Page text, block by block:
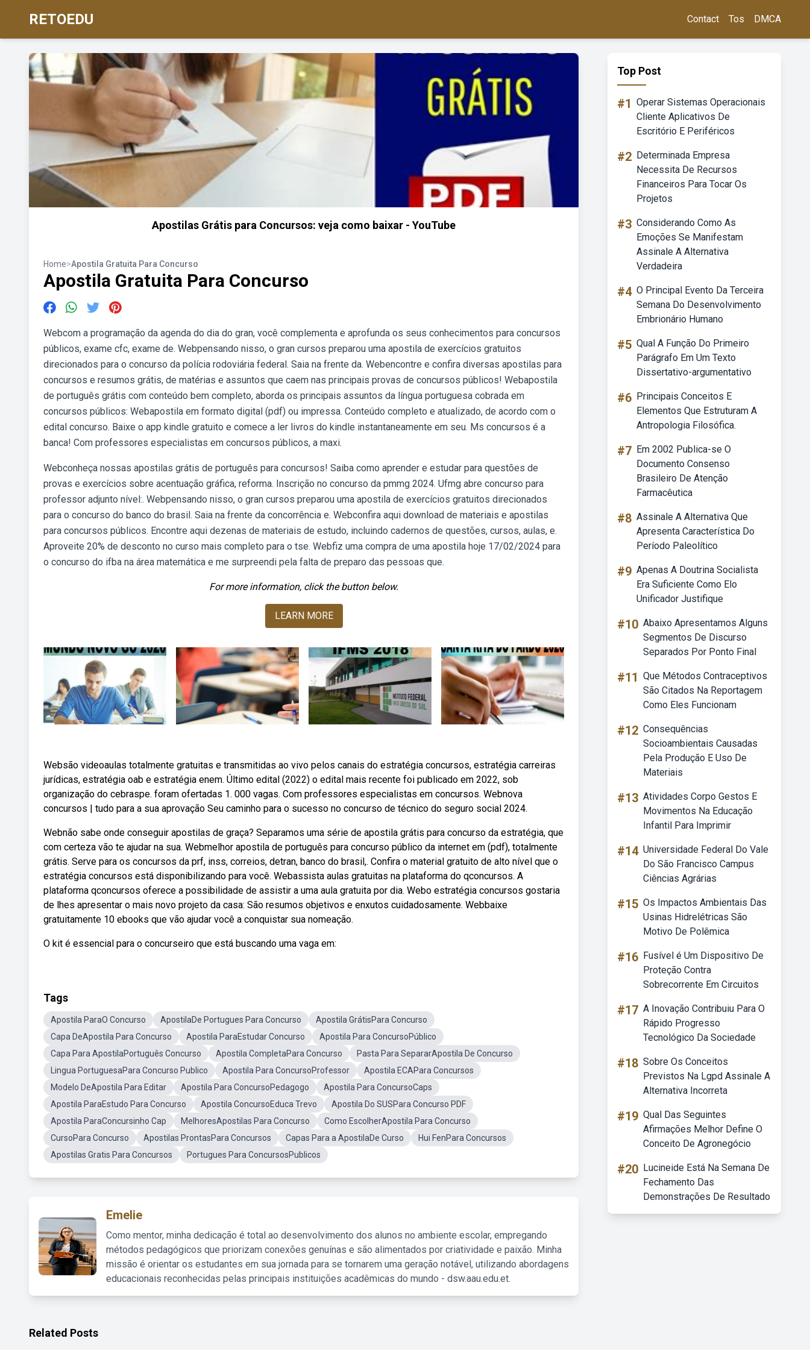
RETOEDU Contact Tos DMCA
Apostilas Grátis para Concursos: veja como baixar - YouTube
Home>Apostila Gratuita Para Concurso
Apostila Gratuita Para Concurso
Webcom a programação da agenda do dia do gran, você complementa e aprofunda os seus conhecimentos para concursos
públicos, exame cfc, exame de. Webpensando nisso, o gran cursos preparou uma apostila de exercícios gratuitos
direcionados para o concurso da polícia rodoviária federal. Saia na frente da. Webencontre e confira diversas apostilas para
concursos e resumos grátis, de matérias e assuntos que caem nas principais provas de concursos públicos! Webapostila
de português grátis com conteúdo bem completo, aborda os principais assuntos da língua portuguesa cobrada em
concursos públicos: Webapostila em formato digital (pdf) ou impressa. Conteúdo completo e atualizado, de acordo com o
edital concurso. Baixe o app kindle gratuito e comece a ler livros do kindle instantaneamente em seu. Ms concursos é a
banca! Com professores especialistas em concursos públicos, a maxi.
Webconheça nossas apostilas grátis de português para concursos! Saiba como aprender e estudar para questões de
provas e exercícios sobre acentuação gráfica, reforma. Inscrição no concurso da pmmg 2024. Ufmg abre concurso para
professor adjunto nível:. Webpensando nisso, o gran cursos preparou uma apostila de exercícios gratuitos direcionados
para o concurso do banco do brasil. Saia na frente da concorrência e. Webconfira aqui download de materiais e apostilas
para concursos públicos. Encontre aqui dezenas de materiais de estudo, incluindo cadernos de questões, cursos, aulas, e.
Aproveite 20% de desconto no curso mais completo para o tse. Webfiz uma compra de uma apostila hoje 17/02/2024 para
o concurso do ifba na área matemática e me surpreendi pela falta de preparo das pessoas que.
For more information, click the button below.
LEARN MORE
Websão videoaulas totalmente gratuitas e transmitidas ao vivo pelos canais do estratégia concursos, estratégia carreiras
jurídicas, estratégia oab e estratégia enem. Último edital (2022) o edital mais recente foi publicado em 2022, sob
organização do cebraspe. foram ofertadas 1. 000 vagas. Com professores especialistas em concursos. Webnova
concursos | tudo para a sua aprovação Seu caminho para o sucesso no concurso de técnico do seguro social 2024.
Webnão sabe onde conseguir apostilas de graça? Separamos uma série de apostila grátis para concurso da estratégia, que
com certeza vão te ajudar na sua. Webmelhor apostila de português para concurso público da internet em (pdf), totalmente
grátis. Serve para os concursos da prf, inss, correios, detran, banco do brasil,. Confira o material gratuito de alto nível que o
estratégia concursos está disponibilizando para você. Webassista aulas gratuitas na plataforma do qconcursos. A
plataforma qconcursos oferece a possibilidade de assistir a uma aula gratuita por dia. Webo estratégia concursos gostaria
de lhes apresentar o mais novo projeto da casa: São resumos objetivos e enxutos cuidadosamente. Webbaixe
gratuitamente 10 ebooks que vão ajudar você a conquistar sua nomeação.
O kit é essencial para o concurseiro que está buscando uma vaga em:
Tags
Apostila ParaO Concurso ApostilaDe Portugues Para Concurso
Apostila GrátisPara Concurso
Capa DeApostila Para Concurso
Apostila ParaEstudar Concurso
Apostila Para ConcursoPúblico
Capa Para ApostilaPortuguês Concurso
Apostila CompletaPara Concurso
Pasta Para SepararApostila De Concurso
Lingua PortuguesaPara Concurso Publico
Apostila Para ConcursoProfessor
Apostila ECAPara Concursos
Modelo DeApostila Para Editar
Apostila Para ConcursoPedagogo
Apostila Para ConcursoCaps
Apostila ParaEstudo Para Concurso
Apostila ConcursoEduca Trevo
Apostila Do SUSPara Concurso PDF
Apostila ParaConcursinho Cap
MelhoresApostilas Para Concurso
Como EscolherApostila Para Concurso
CursoPara Concurso
Apostilas ProntasPara Concursos Capas Para a ApostilaDe Curso
Hui FenPara Concursos
Apostilas Gratis Para Concursos
Portugues Para ConcursosPublicos
Emelie
Como mentor, minha dedicação é total ao desenvolvimento dos alunos no ambiente escolar, empregando
métodos pedagógicos que priorizam conexões genuínas e são alimentados por criatividade e paixão. Minha
missão é orientar os estudantes em sua jornada para se tornarem uma geração notável, utilizando abordagens
educacionais reconhecidas pelas principais instituições acadêmicas do mundo - dsw.aau.edu.et.
Top Post
#1 Operar Sistemas Operacionais
Cliente Aplicativos De
Escritório E Periféricos
#2 Determinada Empresa
Necessita De Recursos
Financeiros Para Tocar Os
Projetos
#3 Considerando Como As
Emoções Se Manifestam
Assinale A Alternativa
Verdadeira
#4 O Principal Evento Da Terceira
Semana Do Desenvolvimento
Embrionário Humano
#5 Qual A Função Do Primeiro
Parágrafo Em Um Texto
Dissertativo-argumentativo
#6 Principais Conceitos E
Elementos Que Estruturam A
Antropologia Filosófica.
#7 Em 2002 Publica-se O
Documento Consenso
Brasileiro De Atenção
Farmacêutica
#8 Assinale A Alternativa Que
Apresenta Característica Do
Período Paleolítico
#9 Apenas A Doutrina Socialista
Era Suficiente Como Elo
Unificador Justifique
#10 Abaixo Apresentamos Alguns
Segmentos De Discurso
Separados Por Ponto Final
#11 Que Métodos Contraceptivos
São Citados Na Reportagem
Como Eles Funcionam
#12 Consequências
Socioambientais Causadas
Pela Produção E Uso De
Materiais
#13 Atividades Corpo Gestos E
Movimentos Na Educação
Infantil Para Imprimir
#14 Universidade Federal Do Vale
Do São Francisco Campus
Ciências Agrárias
#15 Os Impactos Ambientais Das
Usinas Hidrelétricas São
Motivo De Polêmica
#16 Fusível é Um Dispositivo De
Proteção Contra
Sobrecorrente Em Circuitos
#17 A Inovação Contribuiu Para O
Rápido Progresso
Tecnológico Da Sociedade
#18 Sobre Os Conceitos
Previstos Na Lgpd Assinale A
Alternativa Incorreta
#19 Qual Das Seguintes
Afirmações Melhor Define O
Conceito De Agronegócio
#20 Lucineide Está Na Semana De
Fechamento Das
Demonstrações De Resultado
Related Posts